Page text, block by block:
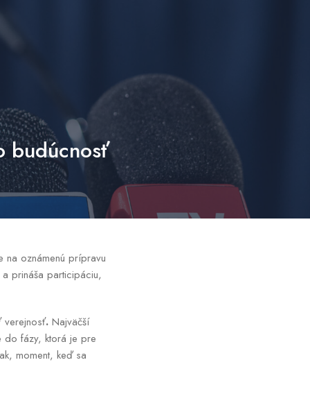
budúcnosť
na oznámenú prípravu
prináša participáciu,
verejnosť. Najväčší
do fázy, ktorá je pre
moment, keď sa